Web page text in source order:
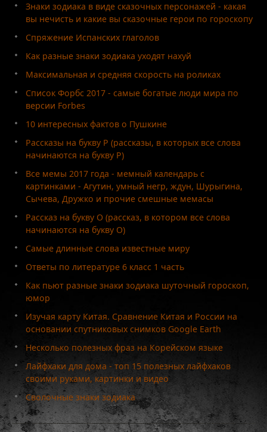
Знаки зодиака в виде сказочных персонажей - какая
вы нечисть и какие вы сказочные герои по гороскопу
Спряжение Испанских глаголов
Как разные знаки зодиака уходят нахуй
Максимальная и средняя скорость на роликах
Список Форбс 2017 - самые богатые люди мира по
версии Forbes
10 интересных фактов о Пушкине
Рассказы на букву Р (рассказы, в которых все слова
начинаются на букву Р)
Все мемы 2017 года - мемный календарь с
картинками - Агутин, умный негр, ждун, Шурыгина,
Сычева, Дружко и прочие смешные мемасы
Рассказ на букву О (рассказ, в котором все слова
начинаются на букву О)
Самые длинные слова известные миру
Ответы по литературе 6 класс 1 часть
Как пьют разные знаки зодиака шуточный гороскоп,
юмор
Изучая карту Китая. Сравнение Китая и России на
основании спутниковых снимков Google Earth
Несколько полезных фраз на Корейском языке
Лайфхаки для дома - топ 15 полезных лайфхаков
своими руками, картинки и видео
Сволочные знаки зодиака